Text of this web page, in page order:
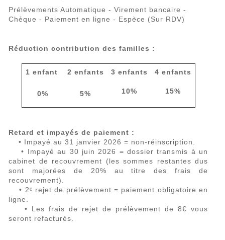
Prélèvements Automatique - Virement bancaire -
Chèque - Paiement en ligne - Espèce (Sur RDV)
Réduction contribution des familles :
1 enfant 2 enfants 3 enfants 4 enfants
0% 5% 10% 15%
Retard et impayés de paiement :
• Impayé au 31 janvier 2026 = non-réinscription.
• Impayé au 30 juin 2026 = dossier transmis à un
cabinet de recouvrement (les sommes restantes dus
sont majorées de 20% au titre des frais de
recouvrement).
• 2ᵉ rejet de prélèvement = paiement obligatoire en
ligne.
• Les frais de rejet de prélèvement de 8€ vous
seront refacturés.